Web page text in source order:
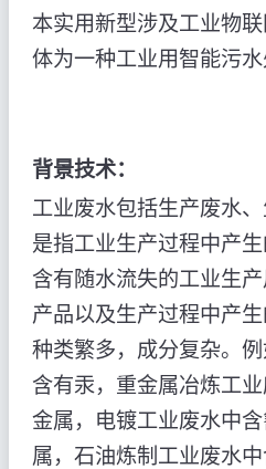
本实用新型涉及工业物
体为一种工业用智能污水
背景技术：
工业废水包括生产废水、
是指工业生产过程中产
含有随水流失的工业生
产品以及生产过程中产
种类繁多，成分复杂。
含有汞，重金属冶炼工
金属，电镀工业废水中
属，石油炼制工业废水